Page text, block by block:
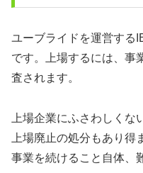
ユーブライドを運営する
です。上場するには、事
査されます。
上場企業にふさわしくな
上場廃止の処分もあり
事業を続けること自体、